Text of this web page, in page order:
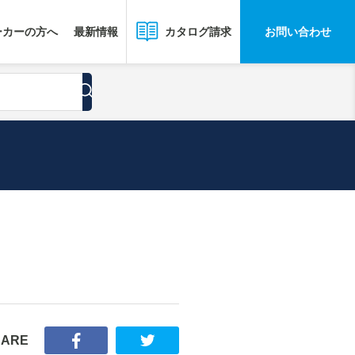
ーの方へ 最新情報 カタログ請求 お問い合わせ